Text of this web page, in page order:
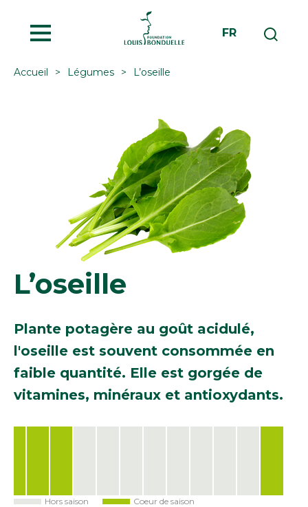
FR
Accueil Légumes L’oseille
L’oseille
Plante potagère au goût acidulé,
l'oseille est souvent consommée en
faible quantité. Elle est gorgée de
vitamines, minéraux et antioxydants.
Hors saison Coeur de saison